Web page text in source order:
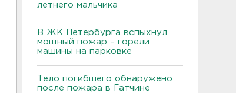
летнего мальчика
В ЖК Петербурга вспыхнул
мощный пожар – горели
машины на парковке
Тело погибшего обнаружено
после пожара в Гатчине